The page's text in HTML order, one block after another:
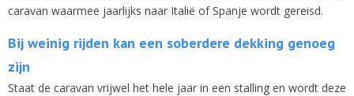
caravan waarmee jaarlijks naar Italië of Spanje wordt gereisd.
Bij weinig rijden kan een soberdere dekking genoeg
zijn
Staat de caravan vrijwel het hele jaar in een stalling en wordt deze